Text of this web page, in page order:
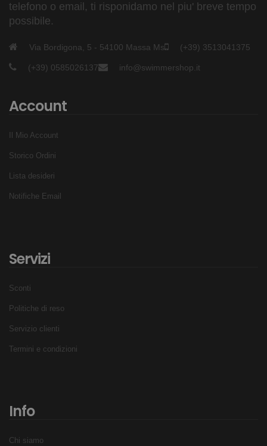
telefono o email, ti risponidamo nel piu' breve tempo
possibile.
Via Bordigona, 5 - 54100 Massa Ms (+39) 3513041375
(+39) 0585026137 info@swimmershop.it
Account
Il Mio Account
Storico Ordini
Lista desideri
Notifiche Email
Servizi
Sconti
Politiche di reso
Servizio clienti
Termini e condizioni
Info
Chi siamo